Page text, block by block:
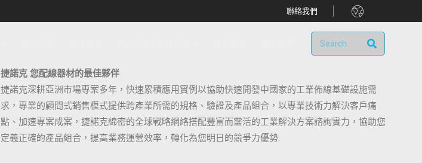
聯絡我們 .
捷諾克 您配線器材的最佳夥伴
捷諾克深耕亞洲市場專案多年，快速累積應用實例以協助快速開發中國家的工業佈線基礎設施需
求，專業的顧問式銷售模式提供跨產業所需的規格、驗證及產品組合，以專業技術力解決客戶痛
點、加速專案成案，捷諾克綿密的全球戰略網絡搭配豐富而靈活的工業解決方案諮詢實力，協助您
定義正確的產品組合，提高業務運營效率，轉化為您明日的競爭力優勢.